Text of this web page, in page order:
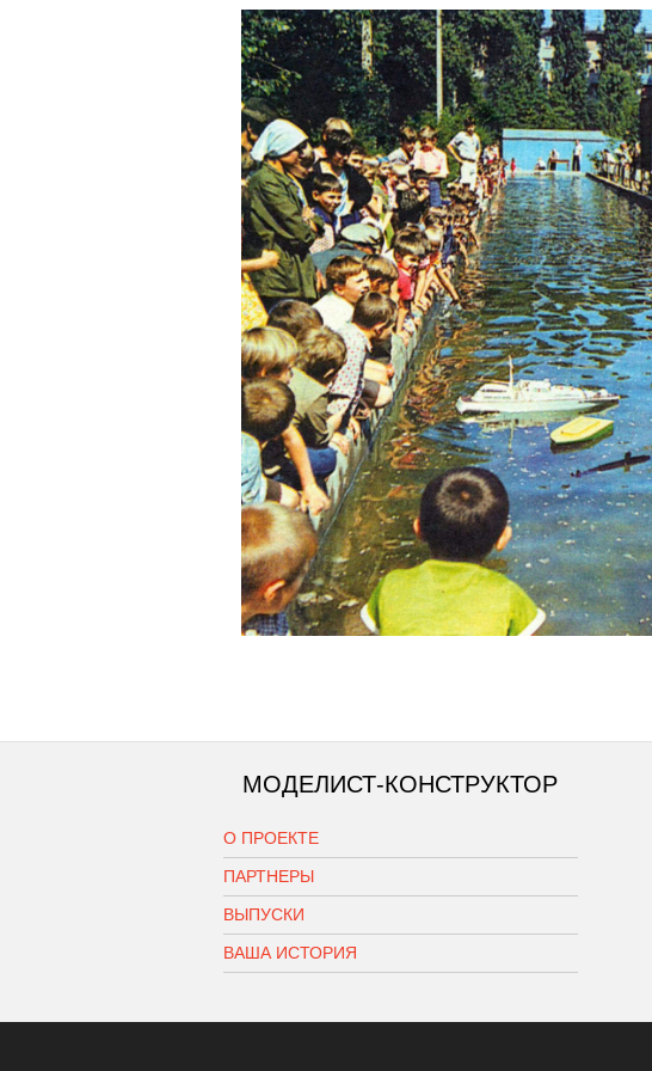
МОДЕЛИСТ-КОНСТРУКТОР
О ПРОЕКТЕ
ПАРТНЕРЫ
ВЫПУСКИ
ВАША ИСТОРИЯ